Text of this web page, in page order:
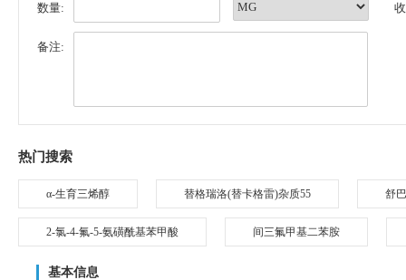
数量:
备注:
热门搜索
α-生育三烯醇 替格瑞洛(替卡格雷)杂质55 舒
2-氯-4-氟-5-氨磺酰基苯甲酸 间三氟甲基二苯胺
基本信息